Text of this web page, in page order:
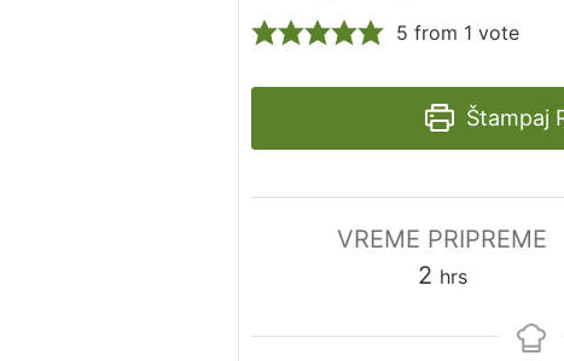
5 from 1 vote
Štampaj
VREME PRIPREME
2 hrs